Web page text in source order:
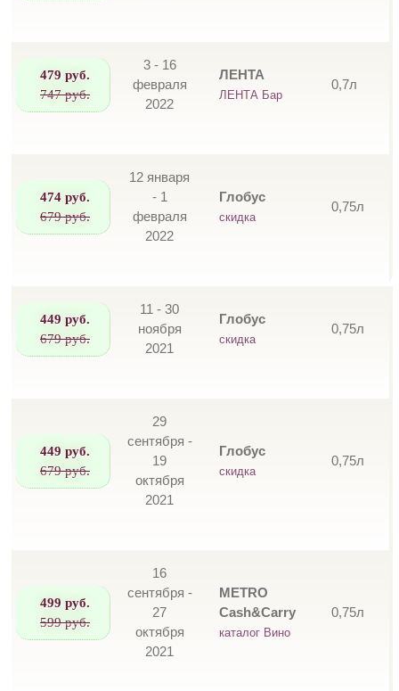
479 руб.
747 руб.
3 - 16
февраля
2022
ЛЕНТА
ЛЕНТА Бар
0,7л
474 руб.
679 руб.
12 января
- 1
февраля
2022
Глобус
скидка
0,75л
449 руб.
679 руб.
11 - 30
ноября
2021
Глобус
скидка
0,75л
449 руб.
679 руб.
29
сентября -
19
октября
2021
Глобус
скидка
0,75л
499 руб.
599 руб.
16
сентября -
27
октября
2021
METRO
Cash&Carry
каталог Вино
0,75л